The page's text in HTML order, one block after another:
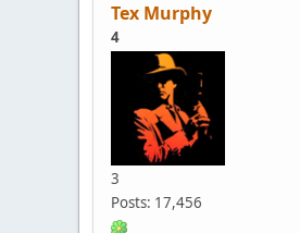
Tex Murphy
4
3
Posts: 17,456